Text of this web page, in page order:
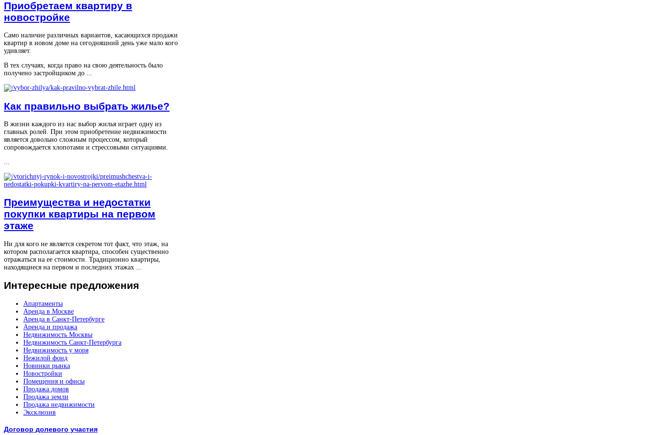
Приобретаем квартиру в
новостройке
Само наличие различных вариантов, касающихся продажи
квартир в новом доме на сегодняшний день уже мало кого
удивляет.
В тех случаях, когда право на свою деятельность было
получено застройщиком до ...
Как правильно выбрать жилье?
В жизни каждого из нас выбор жилья играет одну из
главных ролей. При этом приобретение недвижимости
является довольно сложным процессом, который
сопровождается хлопотами и стрессовыми ситуациями.
...
Преимущества и недостатки
покупки квартиры на первом
этаже
Ни для кого не является секретом тот факт, что этаж, на
котором располагается квартира, способен существенно
отражаться на ее стоимости. Традиционно квартиры,
находящиеся на первом и последних этажах ...
Интересные предложения
Апартаменты
Аренда в Москве
Аренда в Санкт-Петербурге
Аренда и продажа
Недвижимость Москвы
Недвижимость Санкт-Петербурга
Недвижимость у моря
Нежилой фонд
Новинки рынка
Новостройки
Помещения и офисы
Продажа домов
Продажа земли
Продажа недвижимости
Эксклюзив
Договор долевого участия